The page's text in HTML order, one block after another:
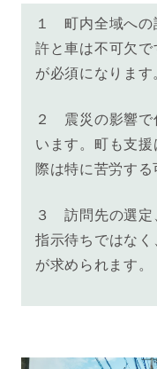
１ 町内全域へ
許と車は不可欠
が必須になります
２ 震災の影響
います。町も支
際は特に苦労する
３訪問先の選定
指示待ちではな
が求められます。